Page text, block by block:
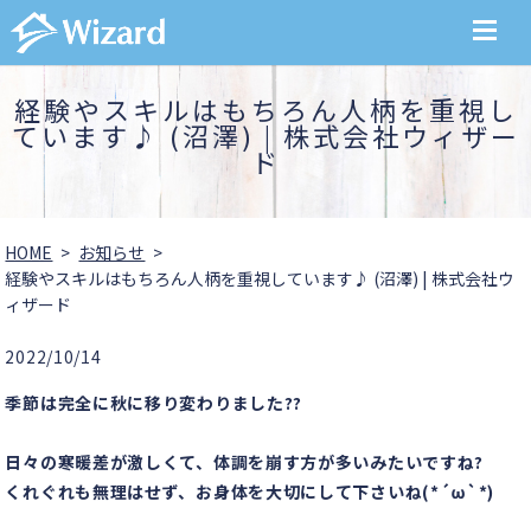
MENU
経験やスキルはもちろん人柄を重視し
ています♪ (沼澤) | 株式会社ウィザー
ド
HOME
お知らせ
経験やスキルはもちろん人柄を重視しています♪ (沼澤) | 株式会社ウ
ィザード
2022/10/14
季節は完全に秋に移り変わりました??
日々の寒暖差が激しくて、体調を崩す方が多いみたいですね?
くれぐれも無理はせず、お身体を大切にして下さいね(*´ω`*)